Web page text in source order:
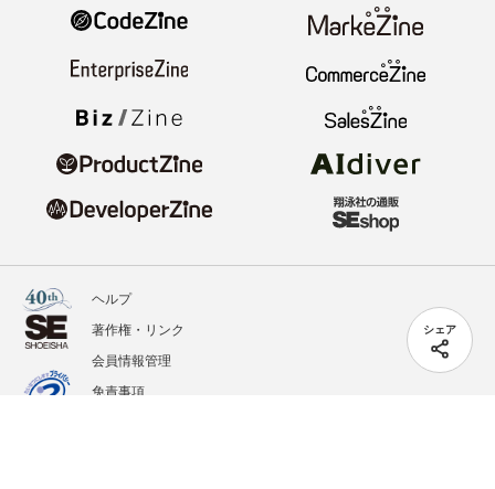
シェア
ヘルプ
著作権・リンク
会員情報管理
免責事項